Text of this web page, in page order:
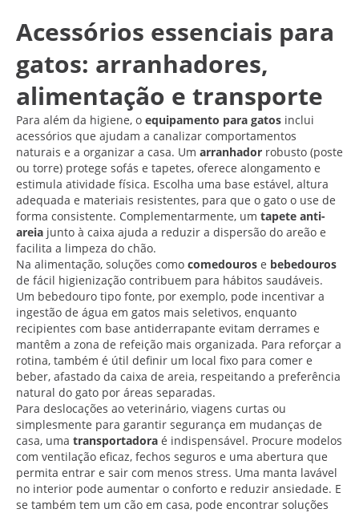
Acessórios essenciais para
gatos: arranhadores,
alimentação e transporte
Para além da higiene, o equipamento para gatos inclui
acessórios que ajudam a canalizar comportamentos
naturais e a organizar a casa. Um arranhador robusto (poste
ou torre) protege sofás e tapetes, oferece alongamento e
estimula atividade física. Escolha uma base estável, altura
adequada e materiais resistentes, para que o gato o use de
forma consistente. Complementarmente, um tapete anti-
areia junto à caixa ajuda a reduzir a dispersão do areão e
facilita a limpeza do chão.
Na alimentação, soluções como comedouros e bebedouros
de fácil higienização contribuem para hábitos saudáveis.
Um bebedouro tipo fonte, por exemplo, pode incentivar a
ingestão de água em gatos mais seletivos, enquanto
recipientes com base antiderrapante evitam derrames e
mantêm a zona de refeição mais organizada. Para reforçar a
rotina, também é útil definir um local fixo para comer e
beber, afastado da caixa de areia, respeitando a preferência
natural do gato por áreas separadas.
Para deslocações ao veterinário, viagens curtas ou
simplesmente para garantir segurança em mudanças de
casa, uma transportadora é indispensável. Procure modelos
com ventilação eficaz, fechos seguros e uma abertura que
permita entrar e sair com menos stress. Uma manta lavável
no interior pode aumentar o conforto e reduzir ansiedade. E
se também tem um cão em casa, pode encontrar soluções